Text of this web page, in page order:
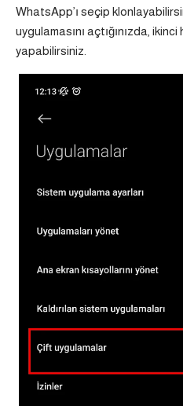
WhatsApp’ı seçip
uygulamasını açtığınızda,
yapabilirsiniz.